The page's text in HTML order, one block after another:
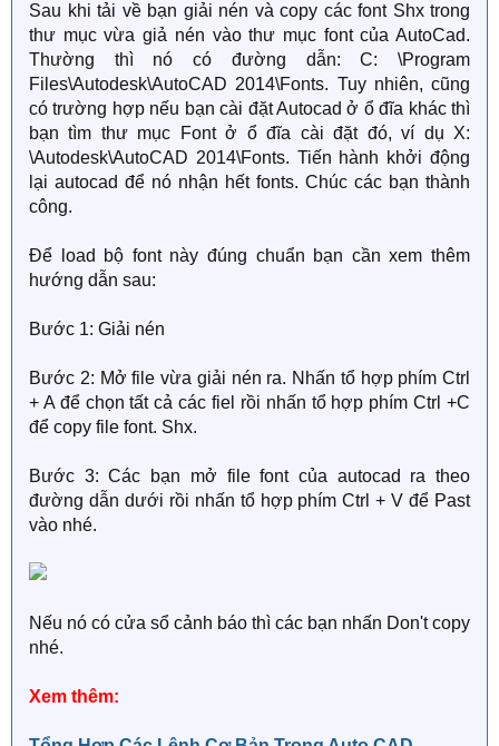
Sau khi tải về bạn giải nén và copy các font Shx trong
thư mục vừa giả nén vào thư mục font của AutoCad.
Thường thì nó có đường dẫn: C: \Program
Files\Autodesk\AutoCAD 2014\Fonts. Tuy nhiên, cũng
có trường hợp nếu bạn cài đặt Autocad ở ổ đĩa khác thì
bạn tìm thư mục Font ở ổ đĩa cài đặt đó, ví dụ X:
\Autodesk\AutoCAD 2014\Fonts. Tiến hành khởi động
lại autocad để nó nhận hết fonts. Chúc các bạn thành
công.
Để load bộ font này đúng chuẩn bạn cần xem thêm
hướng dẫn sau:
Bước 1: Giải nén
Bước 2: Mở file vừa giải nén ra. Nhấn tổ hợp phím Ctrl
+ A để chọn tất cả các fiel rồi nhấn tổ hợp phím Ctrl +C
để copy file font. Shx.
Bước 3: Các bạn mở file font của autocad ra theo
đường dẫn dưới rồi nhấn tổ hợp phím Ctrl + V để Past
vào nhé.
Nếu nó có cửa sổ cảnh báo thì các bạn nhấn Don't copy
nhé.
Xem thêm: